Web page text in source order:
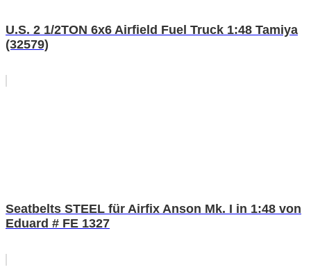
U.S. 2 1/2TON 6x6 Airfield Fuel Truck 1:48 Tamiya
(32579)
Seatbelts STEEL für Airfix Anson Mk. I in 1:48 von
Eduard # FE 1327